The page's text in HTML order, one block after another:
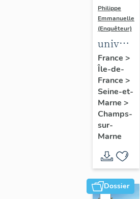
Philippe
Emmanuelle
(Enquêteur)
université
de
Marne-
la-
Vallée :
Maison
des
étudiants
France >
Île-de-
France >
Seine-et-
Marne >
Champs-
sur-
Marne
Dossier